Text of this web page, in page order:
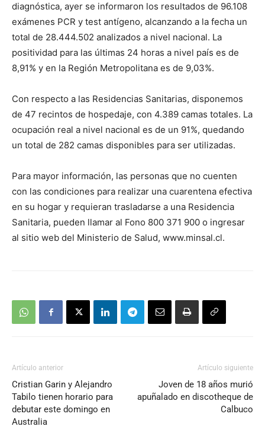
diagnóstica, ayer se informaron los resultados de 96.108
exámenes PCR y test antígeno, alcanzando a la fecha un
total de 28.444.502 analizados a nivel nacional. La
positividad para las últimas 24 horas a nivel país es de
8,91% y en la Región Metropolitana es de 9,03%.
Con respecto a las Residencias Sanitarias, disponemos
de 47 recintos de hospedaje, con 4.389 camas totales. La
ocupación real a nivel nacional es de un 91%, quedando
un total de 282 camas disponibles para ser utilizadas.
Para mayor información, las personas que no cuenten
con las condiciones para realizar una cuarentena efectiva
en su hogar y requieran trasladarse a una Residencia
Sanitaria, pueden llamar al Fono 800 371 900 o ingresar
al sitio web del Ministerio de Salud, www.minsal.cl.
Artículo anterior
Cristian Garin y Alejandro
Tabilo tienen horario para
debutar este domingo en
Australia
Artículo siguiente
Joven de 18 años murió
apuñalado en discotheque de
Calbuco